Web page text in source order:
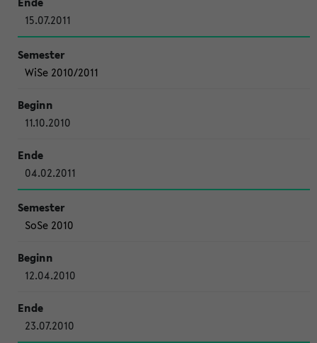
15.07.2011
WiSe 2010/2011
11.10.2010
04.02.2011
SoSe 2010
12.04.2010
23.07.2010